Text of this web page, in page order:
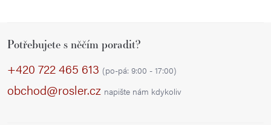
Potřebujete s něčím poradit?
+420 722 465 613 (po-pá: 9:00 - 17:00)
obchod@rosler.cz napište nám kdykoliv